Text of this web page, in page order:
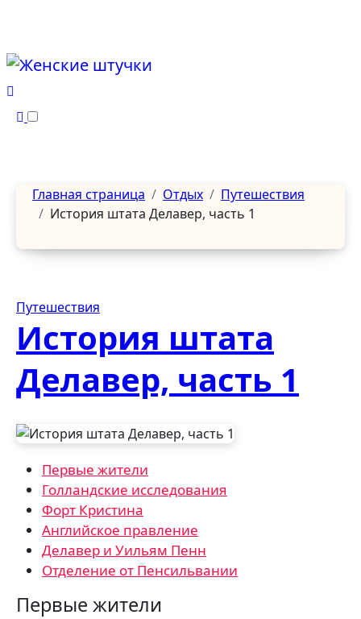
Главная страница Отдых
Путешествия
История штата Делавер, часть 1
Путешествия
История штата
Делавер, часть 1
Первые жители
Голландские исследования
Форт Кристина
Английское правление
Делавер и Уильям Пенн
Отделение от Пенсильвании
Первые жители